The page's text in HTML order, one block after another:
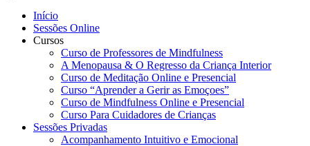
Início
Sessões Online
Cursos
Curso de Professores de Mindfulness
A Menopausa & O Regresso da Criança Interior
Curso de Meditação Online e Presencial
Curso “Aprender a Gerir as Emoçoes”
Curso de Mindfulness Online e Presencial
Curso Para Cuidadores de Crianças
Sessões Privadas
Acompanhamento Intuitivo e Emocional